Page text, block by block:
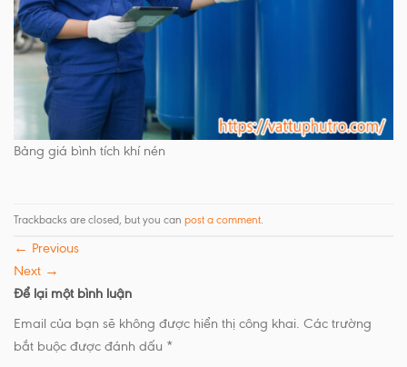
Bảng giá bình tích khí nén
Trackbacks are closed, but you can post a comment
← Previous
Next →
Để lại một bình luận
Email của bạn sẽ không được hiển thị công khai. Các trường
bắt buộc được đánh dấu *